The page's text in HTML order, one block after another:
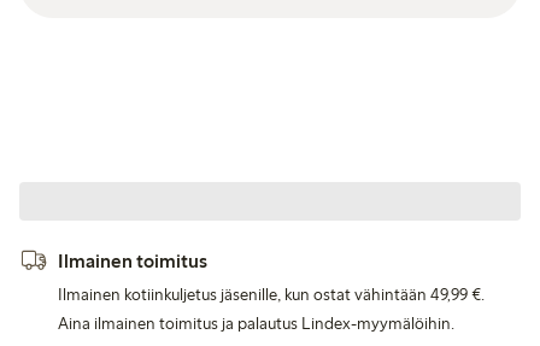
Ilmainen toimitus
Ilmainen kotiinkuljetus jäsenille, kun ostat vähintään 49,99 €.
Aina ilmainen toimitus ja palautus Lindex-myymälöihin.